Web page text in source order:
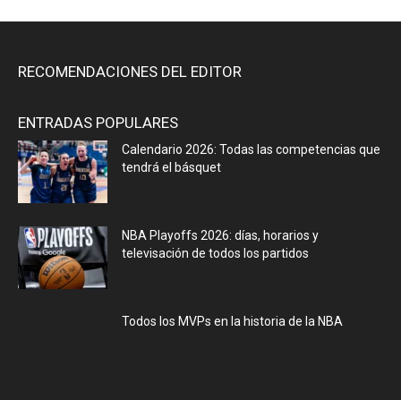
RECOMENDACIONES DEL EDITOR
ENTRADAS POPULARES
Calendario 2026: Todas las competencias que
tendrá el básquet
NBA Playoffs 2026: días, horarios y
televisación de todos los partidos
Todos los MVPs en la historia de la NBA